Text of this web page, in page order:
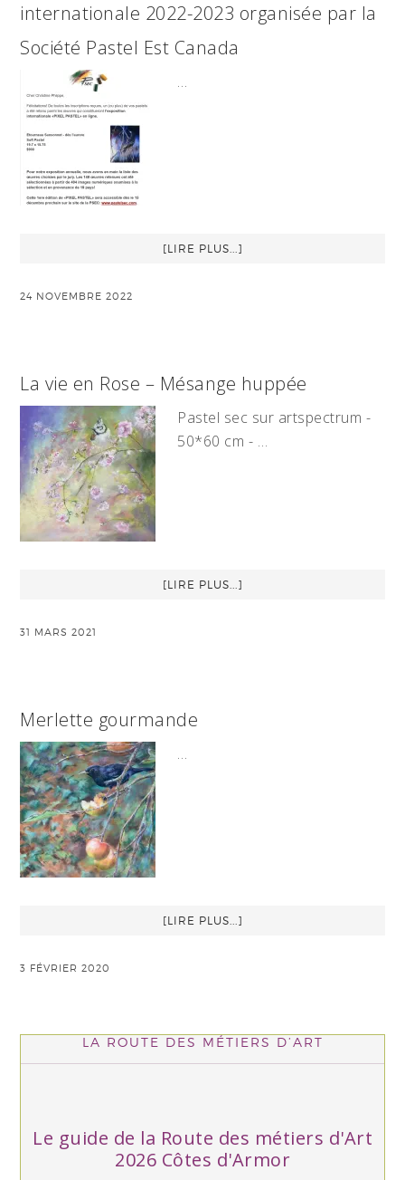
internationale 2022-2023 organisée par la
Société Pastel Est Canada
…
[LIRE PLUS...]
24 NOVEMBRE 2022
La vie en Rose – Mésange huppée
Pastel sec sur artspectrum -
50*60 cm - …
[LIRE PLUS...]
31 MARS 2021
Merlette gourmande
…
[LIRE PLUS...]
3 FÉVRIER 2020
LA ROUTE DES MÉTIERS D’ART
Le guide de la Route des métiers d'Art
2026 Côtes d'Armor